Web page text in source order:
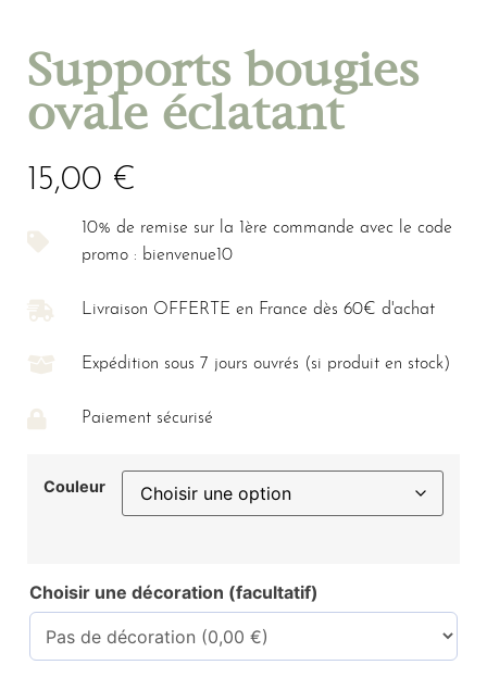
Supports bougies
ovale éclatant
15,00 €
10% de remise sur la 1ère commande avec le code
promo : bienvenue10
Livraison OFFERTE en France dès 60€ d'achat
Expédition sous 7 jours ouvrés (si produit en stock)
Paiement sécurisé
Couleur
Choisir une décoration (facultatif)